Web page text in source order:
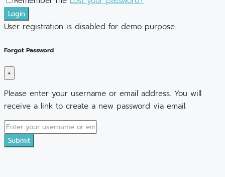
Login
User registration is disabled for demo purpose.
Forgot Password
×
Please enter your username or email address. You will
receive a link to create a new password via email.
Submit